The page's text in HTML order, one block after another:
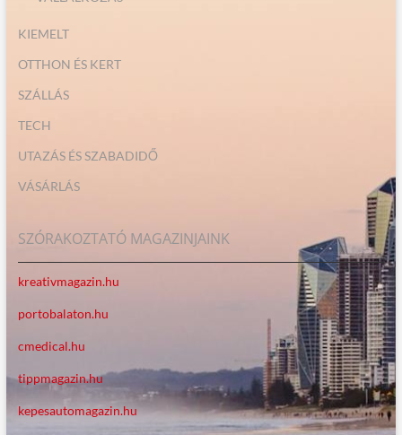
KIEMELT
OTTHON ÉS KERT
SZÁLLÁS
TECH
UTAZÁS ÉS SZABADIDŐ
VÁSÁRLÁS
SZÓRAKOZTATÓ MAGAZINJAINK
kreativmagazin.hu
portobalaton.hu
cmedical.hu
tippmagazin.hu
kepesautomagazin.hu